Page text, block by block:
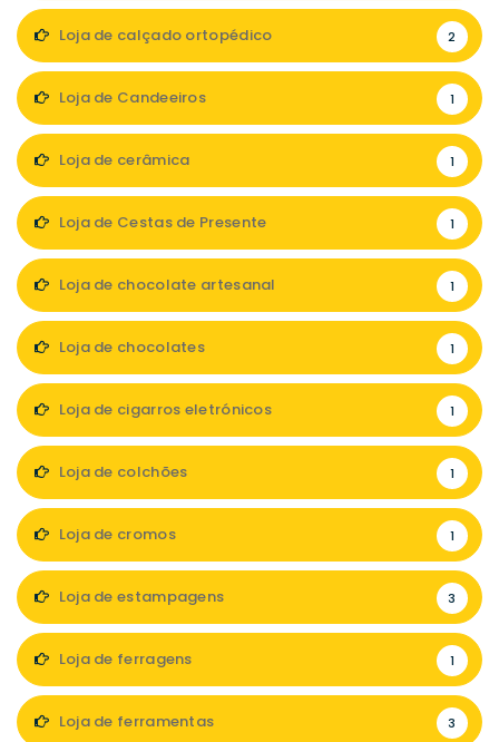
Loja de calçado ortopédico 2
Loja de Candeeiros 1
Loja de cerâmica 1
Loja de Cestas de Presente 1
Loja de chocolate artesanal 1
Loja de chocolates 1
Loja de cigarros eletrónicos 1
Loja de colchões 1
Loja de cromos 1
Loja de estampagens 3
Loja de ferragens 1
Loja de ferramentas 3